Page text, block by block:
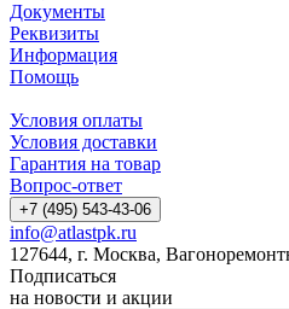
Документы
Реквизиты
Информация
Помощь
Условия оплаты
Условия доставки
Гарантия на товар
Вопрос-ответ
+7 (495) 543-43-06
info@atlastpk.ru
127644, г. Москва,
Подписаться
на новости и акции